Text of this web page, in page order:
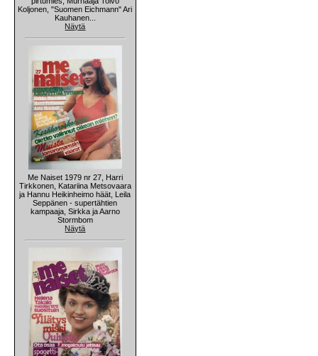
Koljonen, "Suomen Eichmann" Ari
Kauhanen...
Näytä
Me Naiset 1979 nr 27, Harri
Tirkkonen, Katariina Metsovaara
ja Hannu Heikinheimo häät, Leila
Seppänen - supertähtien
kampaaja, Sirkka ja Aarno
Stormbom
Näytä